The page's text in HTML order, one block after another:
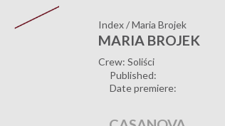
Index/Maria Brojek
MARIA BROJEK
Crew: Soliści
Published:
Date premiere: